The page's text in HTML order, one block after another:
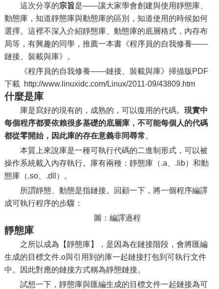
這次分享的宗旨是——讓大家學會創建與使用靜態庫、
動態庫，知道靜態庫與動態庫的區別，知道使用的時候如何
選擇。這裡不深入介紹靜態庫、動態庫的底層格式，內存布
局等，有興趣的同學，推薦一本書《程序員的自我修養——
鏈接、裝載與庫》。
《程序員的自我修養——鏈接、裝載與庫》掃描版PDF
下載 http://www.linuxidc.com/Linux/2011-09/43809.htm
什麼是庫
庫是寫好的現有的，成熟的，可以復用的代碼。 現實中
每個程序都要依賴很多基礎的底層庫，不可能每個人的代碼
都從零開始，因此庫的存在意義非同尋常。
本質上來說庫是一種可執行代碼的二進制形式，可以被
操作系統載入內存執行。庫有兩種：靜態庫（.a、.lib）和動
態庫（.so、.dll）。
所謂靜態、動態是指鏈接。回顧一下，將一個程序編譯
成可執行程序的步驟：
圖：編譯過程
靜態庫
之所以成為【靜態庫】，是因為在鏈接階段，會將匯編
生成的目標文件.o與引用到的庫一起鏈接打包到可執行文件
中。因此對應的鏈接方式稱為靜態鏈接。
試想一下，靜態庫與匯編生成的目標文件一起鏈接為可